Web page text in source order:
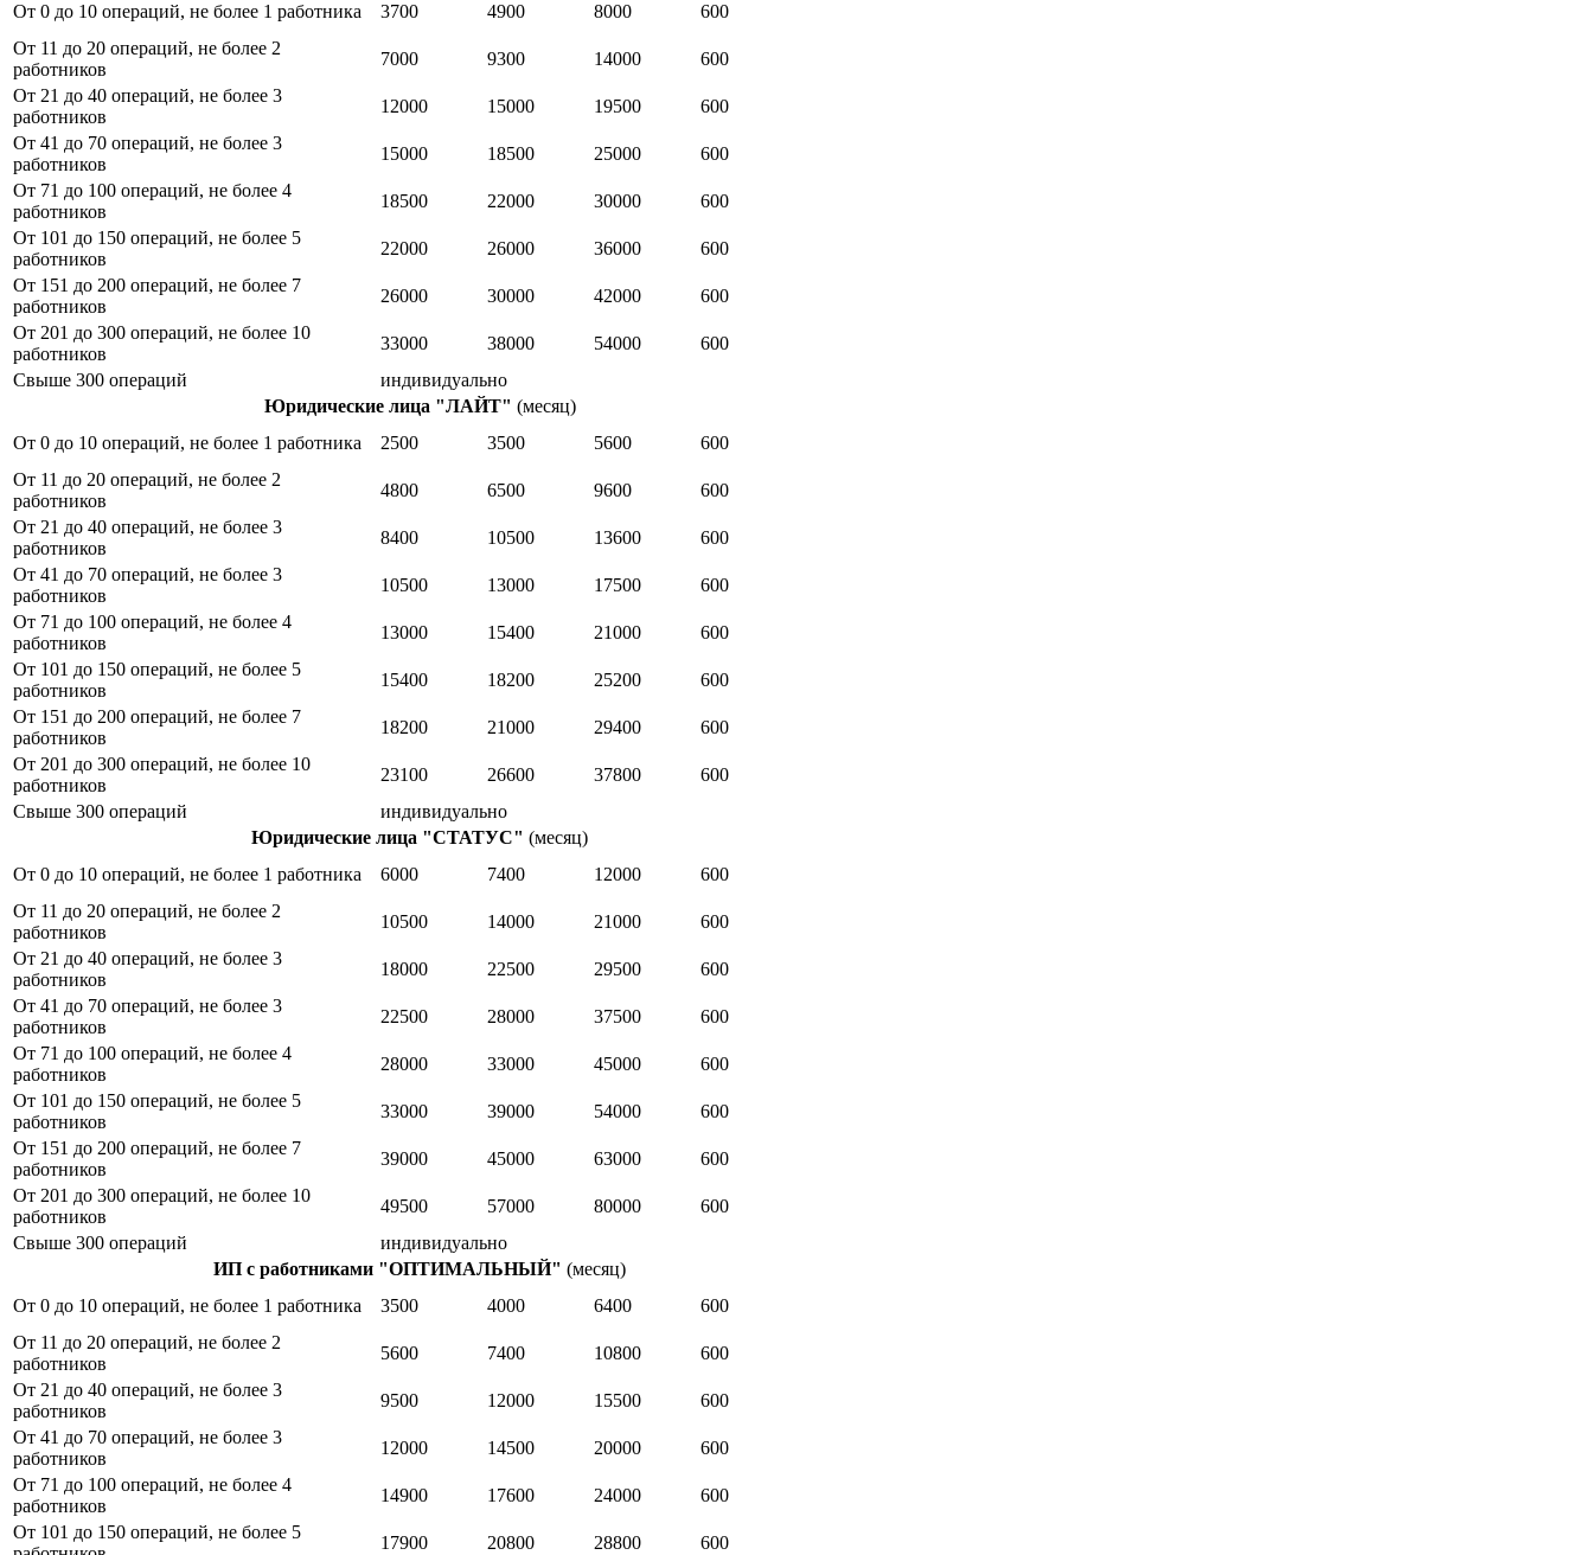
От 0 до 10 операций, не более 1 работника
3700 4900 8000
600
От 11 до 20 операций, не более 2
работников
7000 9300 14000
600
От 21 до 40 операций, не более 3
работников
12000 15000 19500
600
От 41 до 70 операций, не более 3
работников
15000 18500 25000
600
От 71 до 100 операций, не более 4
работников
18500 22000 30000
600
От 101 до 150 операций, не более 5
работников
22000 26000 36000
600
От 151 до 200 операций, не более 7
работников
26000 30000 42000
600
От 201 до 300 операций, не более 10
работников
33000 38000 54000
600
Свыше 300 операций
индивидуально
Юридические лица "ЛАЙТ" (месяц)
От 0 до 10 операций, не более 1 работника
2500 3500 5600
600
От 11 до 20 операций, не более 2
работников
4800 6500 9600
600
От 21 до 40 операций, не более 3
работников
8400 10500 13600
600
От 41 до 70 операций, не более 3
работников
10500 13000 17500
600
От 71 до 100 операций, не более 4
работников
13000 15400 21000
600
От 101 до 150 операций, не более 5
работников
15400 18200 25200
600
От 151 до 200 операций, не более 7
работников
18200 21000 29400
600
От 201 до 300 операций, не более 10
работников
23100 26600 37800
600
Свыше 300 операций
индивидуально
Юридические лица "СТАТУС" (месяц)
От 0 до 10 операций, не более 1 работника
6000 7400 12000
600
От 11 до 20 операций, не более 2
работников
10500 14000 21000
600
От 21 до 40 операций, не более 3
работников
18000 22500 29500
600
От 41 до 70 операций, не более 3
работников
22500 28000 37500
600
От 71 до 100 операций, не более 4
работников
28000 33000 45000
600
От 101 до 150 операций, не более 5
работников
33000 39000 54000
600
От 151 до 200 операций, не более 7
работников
39000 45000 63000
600
От 201 до 300 операций, не более 10
работников
49500 57000 80000
600
Свыше 300 операций
индивидуально
ИП с работниками "ОПТИМАЛЬНЫЙ" (месяц)
От 0 до 10 операций, не более 1 работника
3500 4000 6400
600
От 11 до 20 операций, не более 2
работников
5600 7400 10800
600
От 21 до 40 операций, не более 3
работников
9500 12000 15500
600
От 41 до 70 операций, не более 3
работников
12000 14500 20000
600
От 71 до 100 операций, не более 4
работников
14900 17600 24000
600
От 101 до 150 операций, не более 5
17900 20800 28800 600